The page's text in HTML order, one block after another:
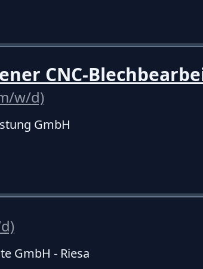
CNC-
w/d)
GmbH
GmbH - Riesa